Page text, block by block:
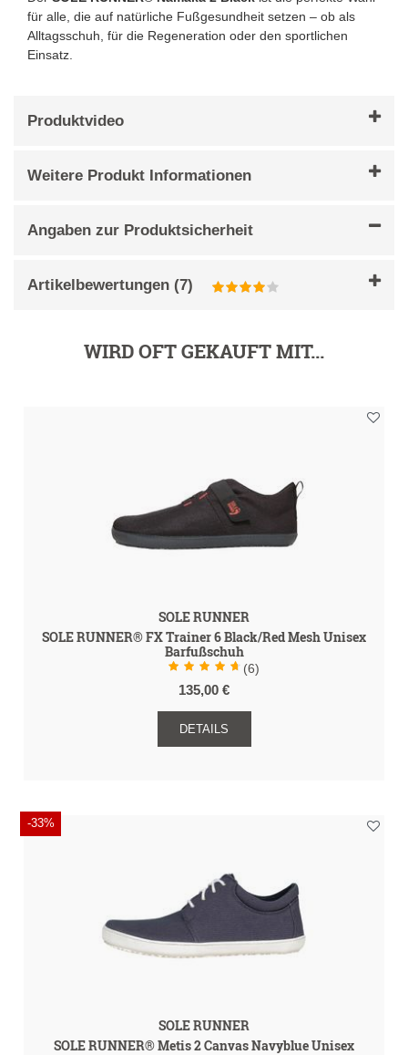
für alle, die auf natürliche Fußgesundheit setzen – ob als
Alltagsschuh, für die Regeneration oder den sportlichen
Einsatz.
Produktvideo
Weitere Produkt Informationen
Angaben zur Produktsicherheit
Artikelbewertungen (7)
WIRD OFT GEKAUFT MIT...
SOLE RUNNER
SOLE RUNNER® FX Trainer 6 Black/Red Mesh Unisex
Barfußschuh
(6)
135,00 €
DETAILS
-33%
SOLE RUNNER
SOLE RUNNER® Metis 2 Canvas Navyblue Unisex